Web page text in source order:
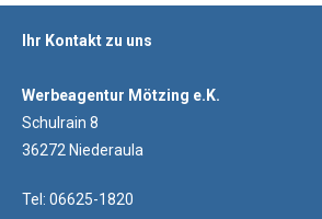
Ihr Kontakt zu uns
Werbeagentur Mötzing e.K.
Schulrain 8
36272 Niederaula
Tel: 06625-1820